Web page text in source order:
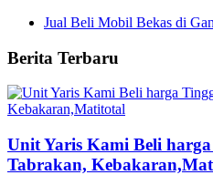
Jual Beli Mobil Bekas di
Berita Terbaru
Unit Yaris Kami Beli
Tabrakan,